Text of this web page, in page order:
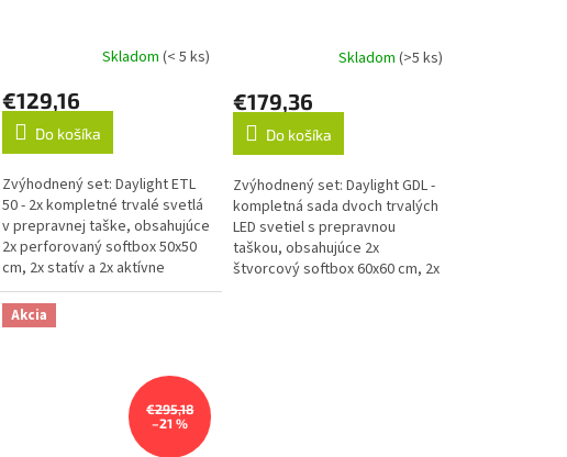
Skladom(< 5 ks)
€129,16
Do košíka
Zvýhodnený set: Daylight ETL
50 - 2x kompletné trvalé svetlá
v prepravnej taške, obsahujúce
2x perforovaný softbox 50x50
cm, 2x statív a 2x aktívne
chladenú LED žiarovku.
Skladom (>5 ks)
€179,36
Do košíka
Zvýhodnený set: Daylight GDL -
kompletná sada dvoch trvalých
LED svetiel s prepravnou
taškou, obsahujúce 2x
štvorcový softbox 60x60 cm, 2x
Akcia
€295,18
–21 %